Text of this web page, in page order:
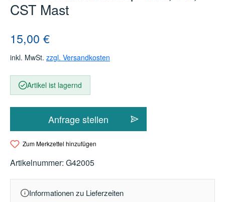
CST Mast
Regulärer Preis:
15,00 €
inkl. MwSt. zzgl. Versandkosten
Artikel ist lagernd
Anfrage stellen
Zum Merkzettel hinzufügen
Artikelnummer: G42005
Informationen zu Lieferzeiten